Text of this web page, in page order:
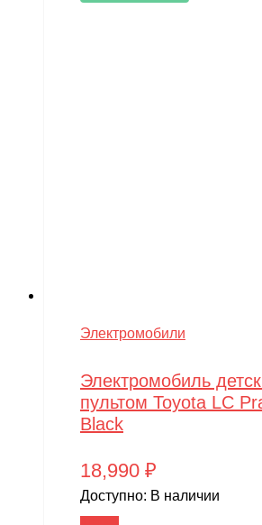
Электромобили
Электромобиль
пультом Toyota LC
Black
18,990 ₽
Доступно: В наличии